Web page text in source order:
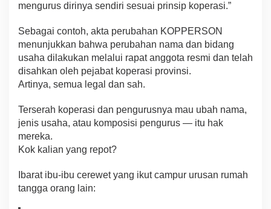
mengurus dirinya sendiri sesuai prinsip koperasi.”
Sebagai contoh, akta perubahan KOPPERSON
menunjukkan bahwa perubahan nama dan bidang
usaha dilakukan melalui rapat anggota resmi dan telah
disahkan oleh pejabat koperasi provinsi.
Artinya, semua legal dan sah.
Terserah koperasi dan pengurusnya mau ubah nama,
jenis usaha, atau komposisi pengurus — itu hak
mereka.
Kok kalian yang repot?
Ibarat ibu-ibu cerewet yang ikut campur urusan rumah
tangga orang lain: